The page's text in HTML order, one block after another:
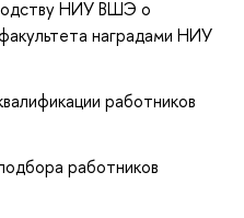
НИУ ВШЭ о
наградами НИУ
работников
работников